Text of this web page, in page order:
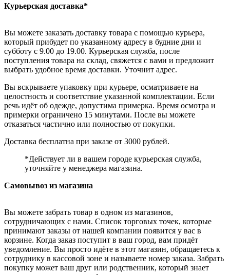
Курьерская доставка*
Вы можете заказать доставку товара с помощью курьера,
который прибудет по указанному адресу в будние дни и
субботу с 9.00 до 19.00. Курьерская служба, после
поступления товара на склад, свяжется с вами и предложит
выбрать удобное время доставки. Уточнит адрес.
Вы вскрываете упаковку при курьере, осматриваете на
целостность и соответствие указанной комплектации. Если
речь идёт об одежде, допустима примерка. Время осмотра и
примерки ограничено 15 минутами. После вы можете
отказаться частично или полностью от покупки.
Доставка бесплатна при заказе от 3000 рублей.
*Действует ли в вашем городе курьерская служба,
уточняйте у менеджера магазина.
Самовывоз из магазина
Вы можете забрать товар в одном из магазинов,
сотрудничающих с нами. Список торговых точек, которые
принимают заказы от нашей компании появится у вас в
корзине. Когда заказ поступит в ваш город, вам придёт
уведомление. Вы просто идёте в этот магазин, обращаетесь к
сотруднику в кассовой зоне и называете номер заказа. Забрать
покупку может ваш друг или родственник, который знает